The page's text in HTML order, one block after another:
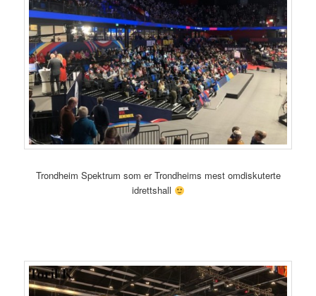
Trondheim Spektrum som er Trondheims mest omdiskuterte
idrettshall